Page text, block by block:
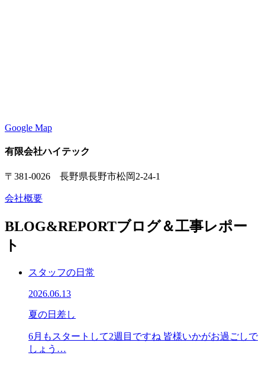
Google Map
有限会社ハイテック
〒381-0026 長野県長野市松岡2-24-1
会社概要
BLOG&REPORTブログ＆工事レポー
ト
スタッフの日常
2026.06.13
夏の日差し
6月もスタートして2週目ですね 皆様いかがお過ごしで
しょう…